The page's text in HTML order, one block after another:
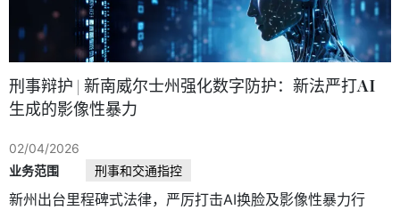
刑事辩护 | 新南威尔士州强化数字防护：新法严打AI
生成的影像性暴力
02/04/2026
业务范围
刑事和交通指控
新州出台里程碑式法律，严厉打击AI换脸及影像性暴力行